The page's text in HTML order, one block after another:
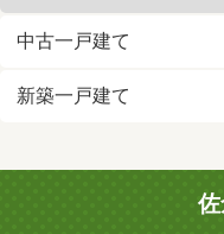
中古一戸建て
新築一戸建て